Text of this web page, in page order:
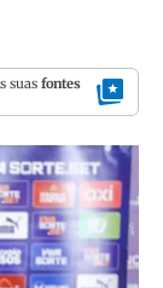
suas fontes